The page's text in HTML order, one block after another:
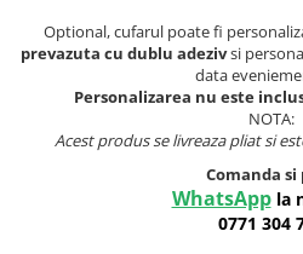
Optional, cufarul poate fi
prevazuta cu dublu adezivsi
data
Personalizarea nu este
NOTA:
Acest produs se livreaza pliat si
Comanda si
WhatsApp la
0771 304